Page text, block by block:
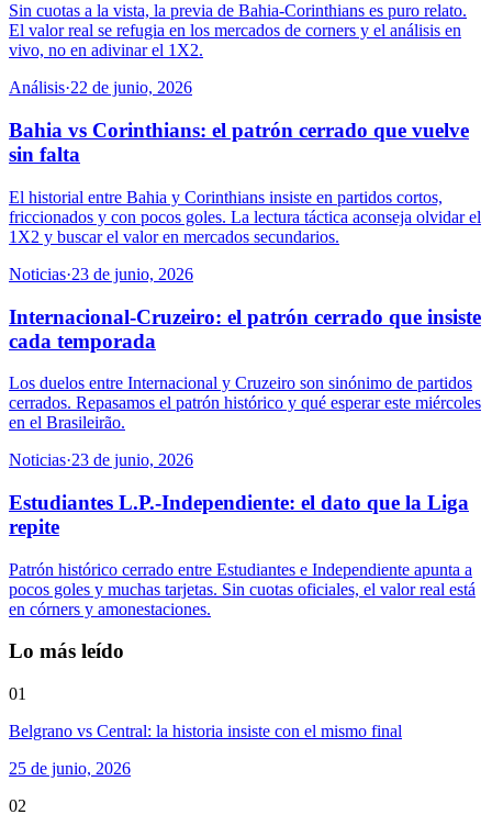
Sin cuotas a la vista, la previa de Bahia-Corinthians es puro relato.
El valor real se refugia en los mercados de corners y el análisis en
vivo, no en adivinar el 1X2.
Análisis·22 de junio, 2026
Bahia vs Corinthians: el patrón cerrado que vuelve
sin falta
El historial entre Bahia y Corinthians insiste en partidos cortos,
friccionados y con pocos goles. La lectura táctica aconseja olvidar el
1X2 y buscar el valor en mercados secundarios.
Noticias·23 de junio, 2026
Internacional-Cruzeiro: el patrón cerrado que insiste
cada temporada
Los duelos entre Internacional y Cruzeiro son sinónimo de partidos
cerrados. Repasamos el patrón histórico y qué esperar este miércoles
en el Brasileirão.
Noticias·23 de junio, 2026
Estudiantes L.P.-Independiente: el dato que la Liga
repite
Patrón histórico cerrado entre Estudiantes e Independiente apunta a
pocos goles y muchas tarjetas. Sin cuotas oficiales, el valor real está
en córners y amonestaciones.
Lo más leído
01
Belgrano vs Central: la historia insiste con el mismo final
25 de junio, 2026
02